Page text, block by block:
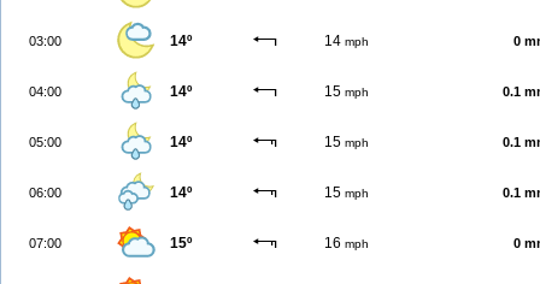
03:00 14º 14 mph 0
04:00 14º 15 mph 0.1
05:00 14º 15 mph 0.1
06:00 14º 15 mph 0.1
07:00 15º 16 mph 0